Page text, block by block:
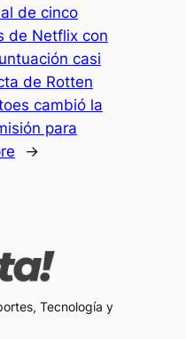
de cinco
de Netflix con
casi
de Rotten
cambió la
para
→
Tecnología y